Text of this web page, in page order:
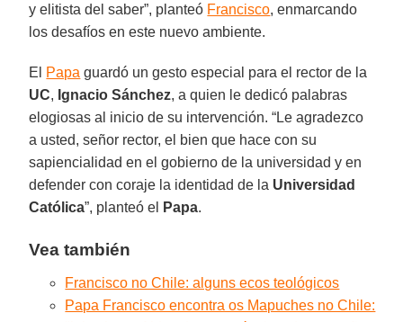
y elitista del saber”, planteó Francisco, enmarcando
los desafíos en este nuevo ambiente.
El Papa guardó un gesto especial para el rector de la
UC, Ignacio Sánchez, a quien le dedicó palabras
elogiosas al inicio de su intervención. “Le agradezco
a usted, señor rector, el bien que hace con su
sapiencialidad en el gobierno de la universidad y en
defender con coraje la identidad de la Universidad
Católica”, planteó el Papa.
Vea también
Francisco no Chile: alguns ecos teológicos
Papa Francisco encontra os Mapuches no Chile: